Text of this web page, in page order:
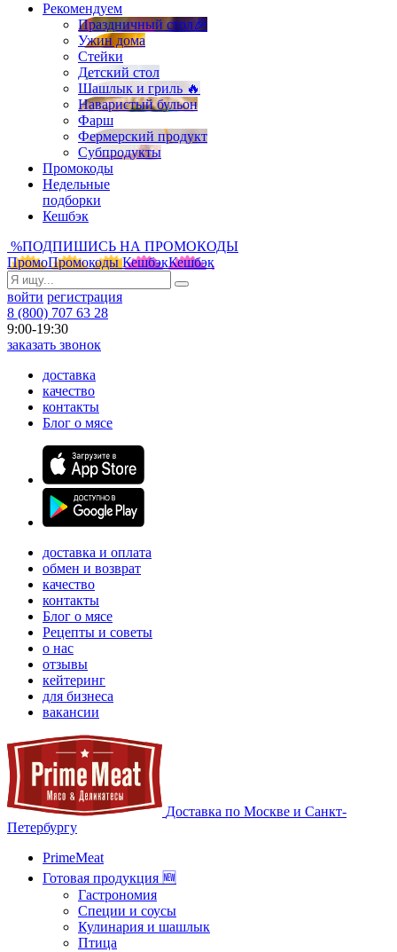
Рекомендуем
Праздничный стол🎉
Ужин дома
Стейки
Детский стол
Шашлык и гриль 🔥
Наваристый бульон
Фарш
Фермерский продукт
Субпродукты
Промокоды
Недельные
подборки
Кешбэк
%ПОДПИШИСЬ НА ПРОМОКОДЫ
ПромоПромокоды КешбэкКешбэк
войти регистрация
8 (800) 707 63 28
9:00-19:30
заказать звонок
доставка
качество
контакты
Блог о мясе
доставка и оплата
обмен и возврат
качество
контакты
Блог о мясе
Рецепты и советы
о нас
отзывы
кейтеринг
для бизнеса
вакансии
Доставка по Москве и Санкт-
Петербургу
PrimeMeat
Готовая продукция 🆕
Гастрономия
Специи и соусы
Кулинария и шашлык
Птица